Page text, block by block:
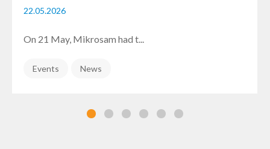
22.05.2026
On 21 May, Mikrosam had t...
Events News